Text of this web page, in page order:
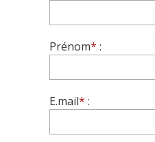
Prénom* :
E.mail* :